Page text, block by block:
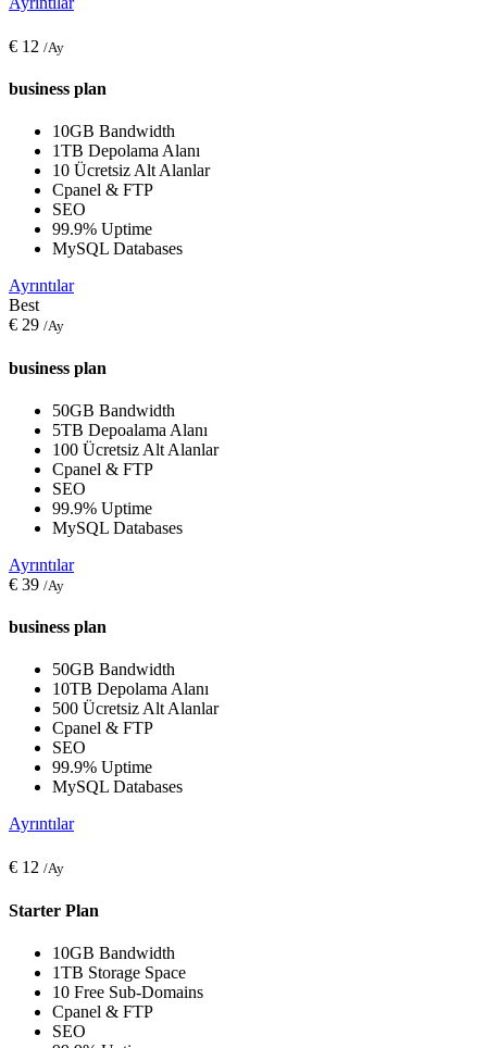
€ 12 /Ay
business plan
10GB Bandwidth
1TB Depolama Alanı
10 Ücretsiz Alt Alanlar
Cpanel & FTP
SEO
99.9% Uptime
MySQL Databases
Ayrıntılar
Best
€ 29 /Ay
business plan
50GB Bandwidth
5TB Depoalama Alanı
100 Ücretsiz Alt Alanlar
Cpanel & FTP
SEO
99.9% Uptime
MySQL Databases
Ayrıntılar
€ 39 /Ay
business plan
50GB Bandwidth
10TB Depolama Alanı
500 Ücretsiz Alt Alanlar
Cpanel & FTP
SEO
99.9% Uptime
MySQL Databases
Ayrıntılar
€ 12 /Ay
Starter Plan
10GB Bandwidth
1TB Storage Space
10 Free Sub-Domains
Cpanel & FTP
SEO